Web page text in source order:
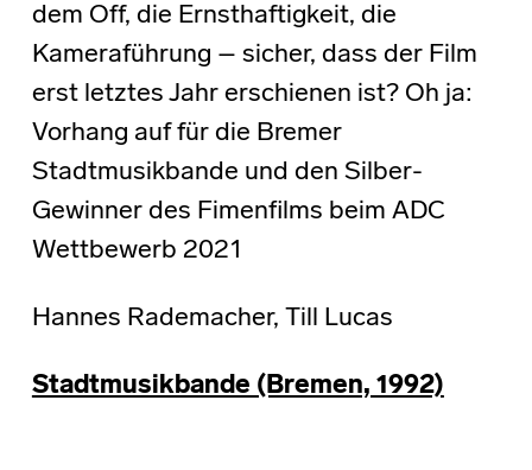
dem Off, die Ernsthaftigkeit, die
Kameraführung – sicher, dass der Film
erst letztes Jahr erschienen ist? Oh ja:
Vorhang auf für die Bremer
Stadtmusikbande und den Silber-
Gewinner des Fimenfilms beim ADC
Wettbewerb 2021
Hannes Rademacher, Till Lucas
Stadtmusikbande (Bremen, 1992)